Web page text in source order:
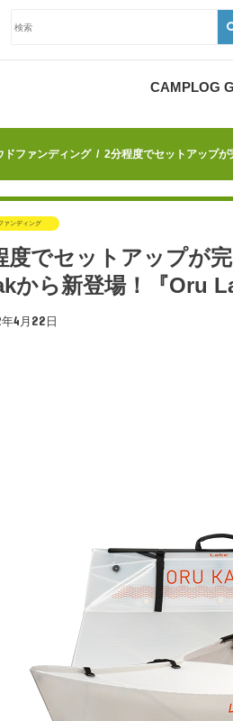
CAMPLOG
ドファンディング 2分程度でセットアップ
ァンディング
度でセットアップが
から新登場！『Oru
4月22日